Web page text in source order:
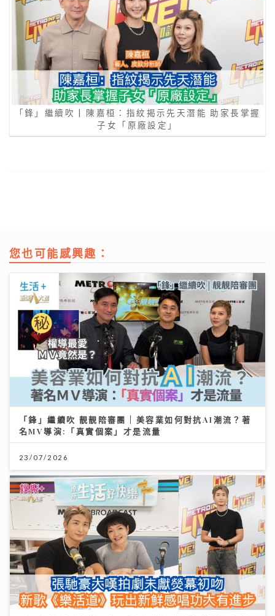
「鋒」繼續吹 | 陳嘉桓：指紋揭示先天潛能 助家長掌握
子女「原廠設定」
您也可能感興趣：
「鋒」繼續吹 靚靚陪審團 | 美容業如何對抗AI潮流？著
名MV導演:「真實個案」才是流量
23/07/2026